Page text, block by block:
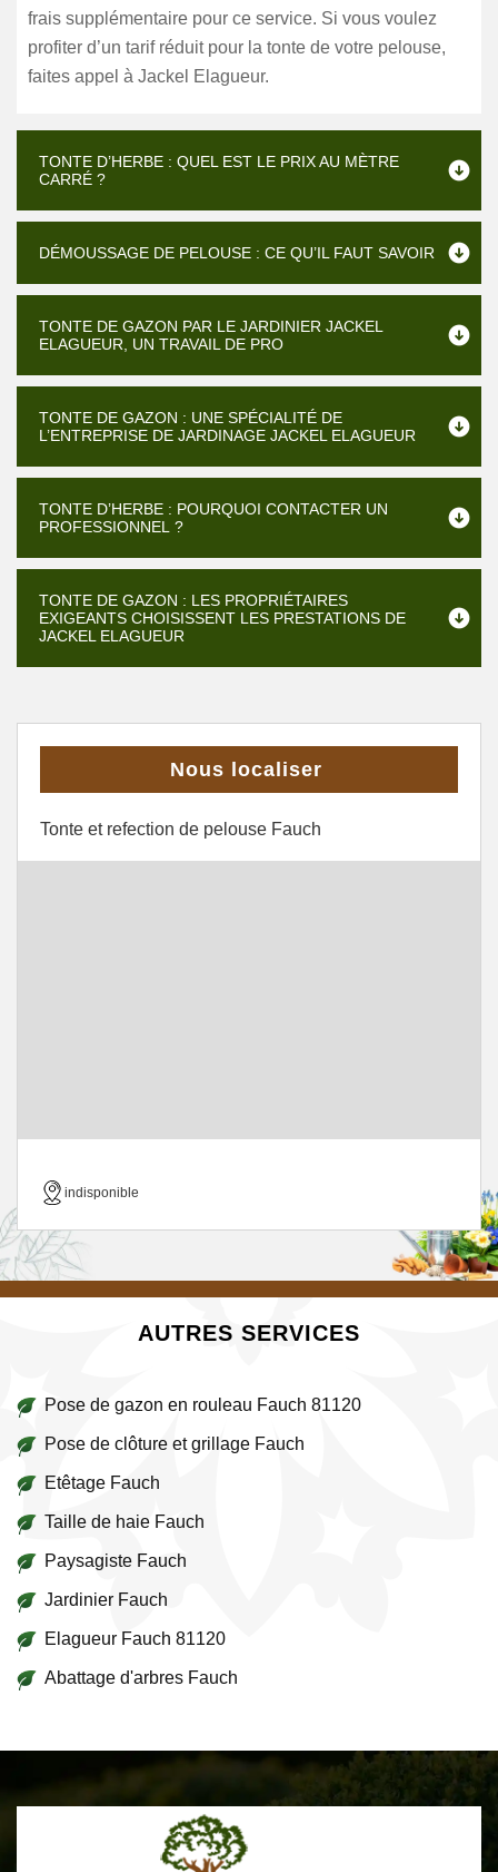
frais supplémentaire pour ce service. Si vous voulez
profiter d’un tarif réduit pour la tonte de votre pelouse,
faites appel à Jackel Elagueur.
TONTE D’HERBE : QUEL EST LE PRIX AU MÈTRE
CARRÉ ?
DÉMOUSSAGE DE PELOUSE : CE QU’IL FAUT SAVOIR
TONTE DE GAZON PAR LE JARDINIER JACKEL
ELAGUEUR, UN TRAVAIL DE PRO
TONTE DE GAZON : UNE SPÉCIALITÉ DE
L’ENTREPRISE DE JARDINAGE JACKEL ELAGUEUR
TONTE D’HERBE : POURQUOI CONTACTER UN
PROFESSIONNEL ?
TONTE DE GAZON : LES PROPRIÉTAIRES
EXIGEANTS CHOISISSENT LES PRESTATIONS DE
JACKEL ELAGUEUR
Nous localiser
Tonte et refection de pelouse Fauch
indisponible
AUTRES SERVICES
Pose de gazon en rouleau Fauch 81120
Pose de clôture et grillage Fauch
Etêtage Fauch
Taille de haie Fauch
Paysagiste Fauch
Jardinier Fauch
Elagueur Fauch 81120
Abattage d'arbres Fauch